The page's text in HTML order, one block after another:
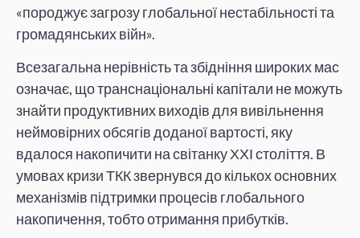
«породжує загрозу глобальної нестабільності та
громадянських війн».
Всезагальна нерівність та збідніння широких мас
означає, що транснаціональні капітали не можуть
знайти продуктивних виходів для вивільнення
неймовірних обсягів доданої вартості, яку
вдалося накопичити на світанку ХХІ століття. В
умовах кризи ТКК звернувся до кількох основних
механізмів підтримки процесів глобального
накопичення, тобто отримання прибутків.